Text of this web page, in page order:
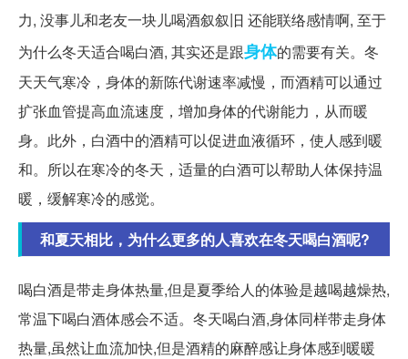
力, 没事儿和老友一块儿喝酒叙叙旧 还能联络感情啊, 至于
为什么冬天适合喝白酒, 其实还是跟身体的需要有关。冬
天天气寒冷，身体的新陈代谢速率减慢，而酒精可以通过
扩张血管提高血流速度，增加身体的代谢能力，从而暖
身。此外，白酒中的酒精可以促进血液循环，使人感到暖
和。所以在寒冷的冬天，适量的白酒可以帮助人体保持温
暖，缓解寒冷的感觉。
和夏天相比，为什么更多的人喜欢在冬天喝白酒呢?
喝白酒是带走身体热量,但是夏季给人的体验是越喝越燥热,
常温下喝白酒体感会不适。冬天喝白酒,身体同样带走身体
热量,虽然让血流加快,但是酒精的麻醉感让身体感到暖暖